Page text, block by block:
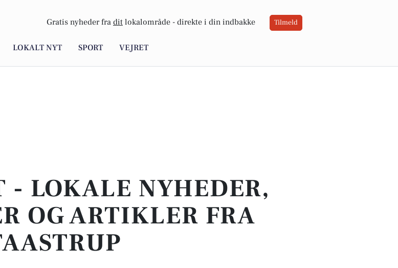
Gratis nyheder fra dit lokalområde - direkte i din indbakke Tilmeld
LOKALT NYT SPORT VEJRET
- LOKALE NYHEDER,
OG ARTIKLER FRA